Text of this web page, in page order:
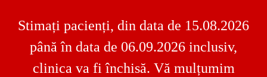
Stimați pacienți, din data de 15.08.2026
până în data de 06.09.2026 inclusiv,
clinica va fi închisă. Vă mulțumim